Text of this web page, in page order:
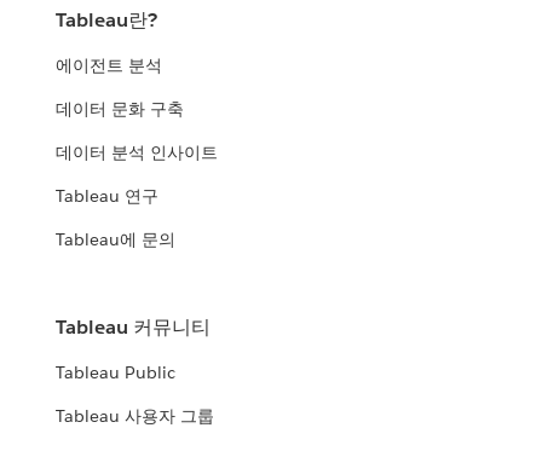
Tableau란?
에이전트 분석
데이터 문화 구축
데이터 분석 인사이트
Tableau 연구
Tableau에 문의
Tableau 커뮤니티
Tableau Public
Tableau 사용자 그룹